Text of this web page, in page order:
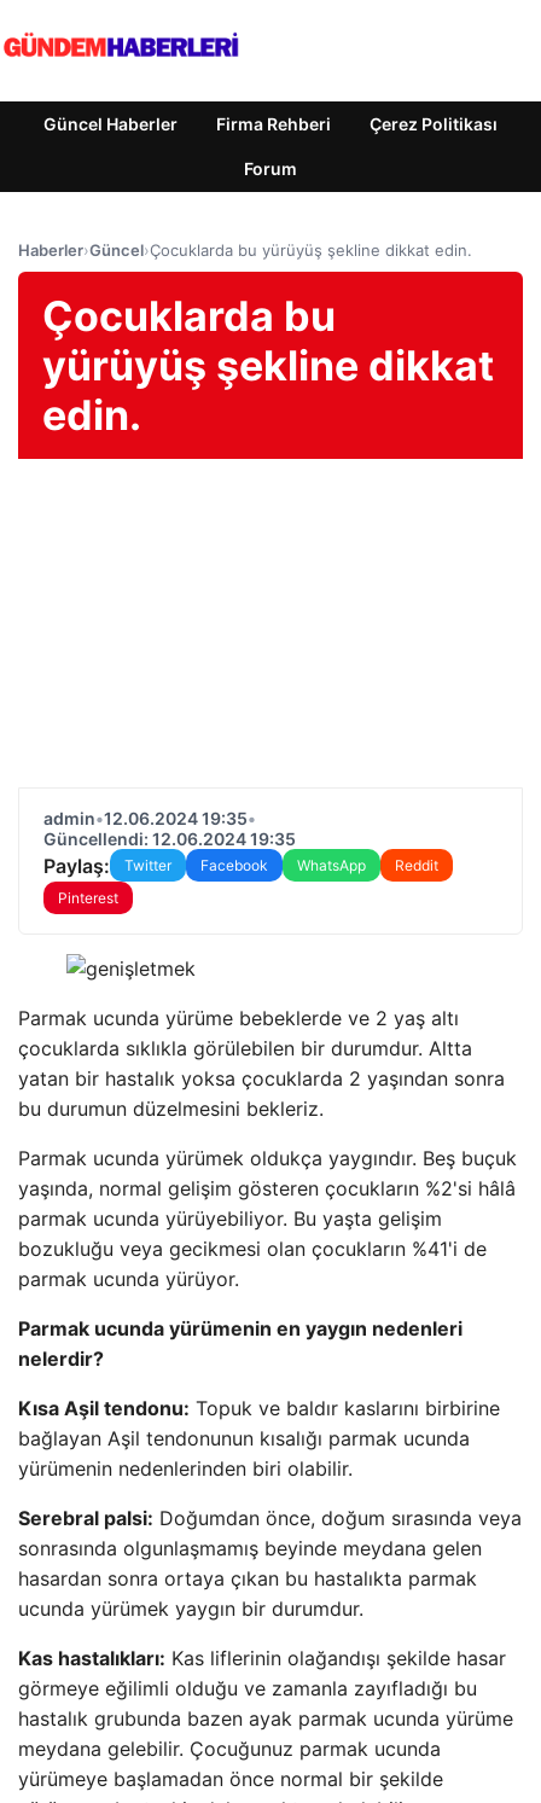
Güncel Haberler Firma Rehberi Çerez Politikası
Forum
Haberler›Güncel›Çocuklarda bu yürüyüş şekline dikkat edin.
Çocuklarda bu
yürüyüş şekline dikkat
edin.
admin•12.06.2024 19:35•
Güncellendi: 12.06.2024 19:35
Paylaş: Twitter Facebook WhatsApp
Reddit
Pinterest
Parmak ucunda yürüme bebeklerde ve 2 yaş altı
çocuklarda sıklıkla görülebilen bir durumdur. Altta
yatan bir hastalık yoksa çocuklarda 2 yaşından sonra
bu durumun düzelmesini bekleriz.
Parmak ucunda yürümek oldukça yaygındır. Beş buçuk
yaşında, normal gelişim gösteren çocukların %2'si hâlâ
parmak ucunda yürüyebiliyor. Bu yaşta gelişim
bozukluğu veya gecikmesi olan çocukların %41'i de
parmak ucunda yürüyor.
Parmak ucunda yürümenin en yaygın nedenleri
nelerdir?
Kısa Aşil tendonu: Topuk ve baldır kaslarını birbirine
bağlayan Aşil tendonunun kısalığı parmak ucunda
yürümenin nedenlerinden biri olabilir.
Serebral palsi: Doğumdan önce, doğum sırasında veya
sonrasında olgunlaşmamış beyinde meydana gelen
hasardan sonra ortaya çıkan bu hastalıkta parmak
ucunda yürümek yaygın bir durumdur.
Kas hastalıkları: Kas liflerinin olağandışı şekilde hasar
görmeye eğilimli olduğu ve zamanla zayıfladığı bu
hastalık grubunda bazen ayak parmak ucunda yürüme
meydana gelebilir. Çocuğunuz parmak ucunda
yürümeye başlamadan önce normal bir şekilde